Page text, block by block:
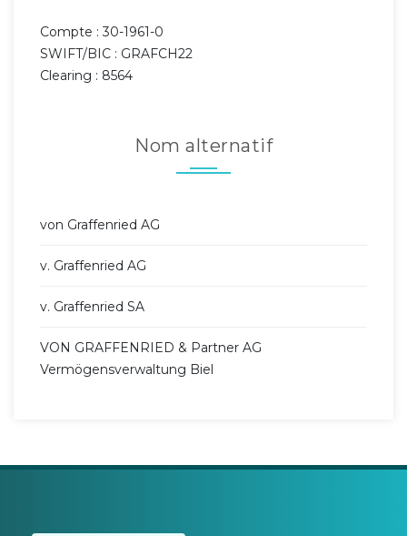
Compte : 30-1961-0
SWIFT/BIC : GRAFCH22
Clearing : 8564
Nom alternatif
von Graffenried AG
v. Graffenried AG
v. Graffenried SA
VON GRAFFENRIED & Partner AG
Vermögensverwaltung Biel